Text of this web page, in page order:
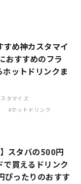
すめ神カスタマイ
おすすめのフラ
ホットドリンクま
タマイズ
ホットドリンク
スタバの500円
で買えるドリンク
ぴったりのおすす